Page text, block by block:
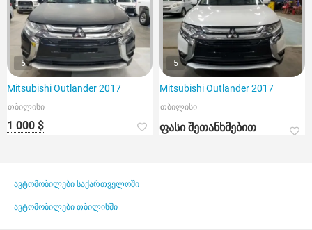
5
Mitsubishi Outlander 2017
თბილისი
1 000 $
5
Mitsubishi Outlander 2017
თბილისი
ფასი შეთანხმებით
ავტომობილები საქართველოში
ავტომობილები თბილისში